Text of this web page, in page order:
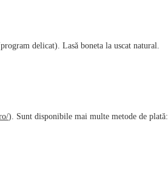
delicat). Lasă boneta la uscat natural.
). Sunt disponibile mai multe metode de plată: